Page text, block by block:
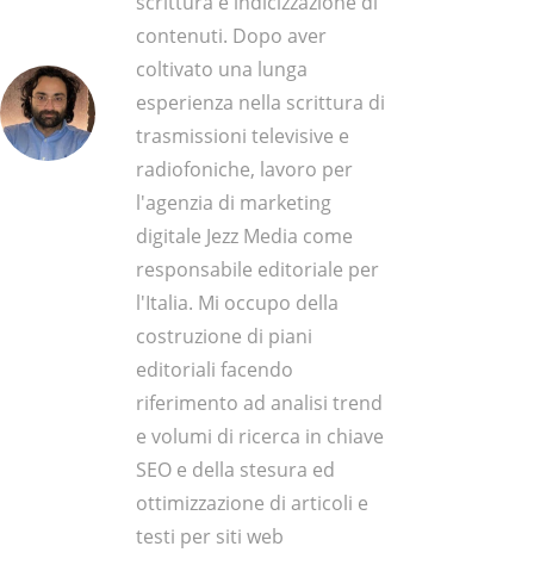
contenuti. Dopo aver
coltivato una lunga
esperienza nella scrittura di
trasmissioni televisive e
radiofoniche, lavoro per
l'agenzia di marketing
digitale Jezz Media come
responsabile editoriale per
l'Italia. Mi occupo della
costruzione di piani
editoriali facendo
riferimento ad analisi trend
e volumi di ricerca in chiave
SEO e della stesura ed
ottimizzazione di articoli e
testi per siti web